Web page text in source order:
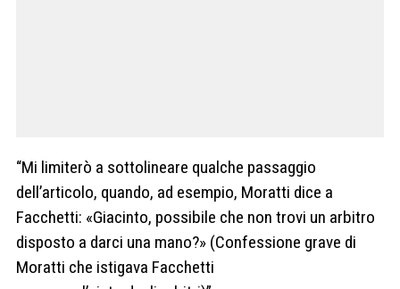
“Mi limiterò a sottolineare qualche passaggio
dell’articolo, quando, ad esempio, Moratti dice a
Facchetti: «Giacinto, possibile che non trovi un arbitro
disposto a darci una mano?» (Confessione grave di
Moratti che istigava Facchetti